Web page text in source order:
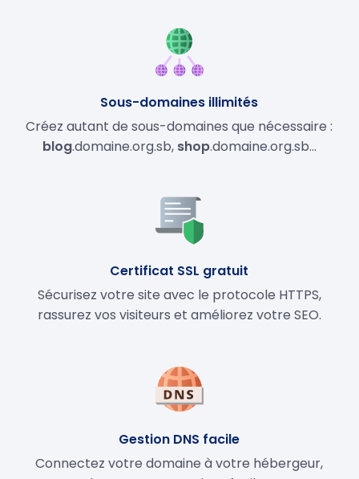
Sous-domaines illimités
Créez autant de sous-domaines que nécessaire :
blog.domaine.org.sb, shop.domaine.org.sb…
Certificat SSL gratuit
Sécurisez votre site avec le protocole HTTPS,
rassurez vos visiteurs et améliorez votre SEO.
Gestion DNS facile
Connectez votre domaine à votre hébergeur,